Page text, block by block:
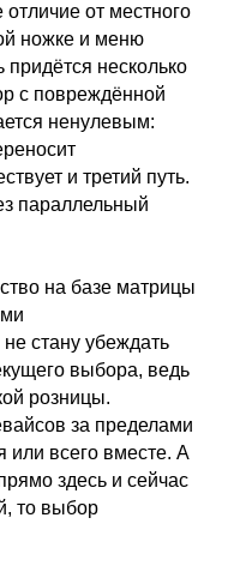
от местного
ножке и меню
придётся несколько
с повреждённой
ненулевым:
и третий путь.
параллельный
на базе матрицы
стану убеждать
выбора, ведь
розницы.
за пределами
или всего вместе. А
здесь и сейчас
то выбор